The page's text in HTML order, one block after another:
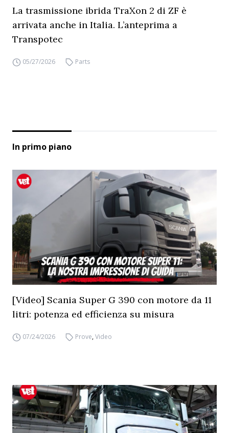
La trasmissione ibrida TraXon 2 di ZF è
arrivata anche in Italia. L’anteprima a
Transpotec
05/27/2026 Parts
In primo piano
[Video] Scania Super G 390 con motore da 11
litri: potenza ed efficienza su misura
07/24/2026 Prove,Video